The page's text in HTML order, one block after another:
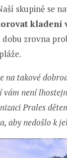
skupině se
kladení
zrovna
na takové
není
Prales
aby nedošlo k